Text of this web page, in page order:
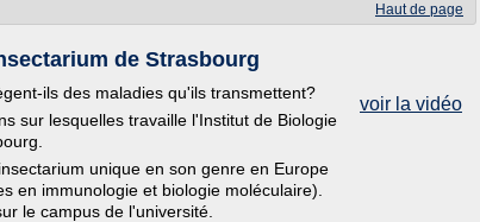
Haut de page
de Strasbourg
voir la vidéo
ils des maladies qu'ils transmettent?
sur lesquelles travaille l'Institut de Biologie
unique en son genre en Europe
en immunologie et biologie moléculaire).
le campus de l'université.